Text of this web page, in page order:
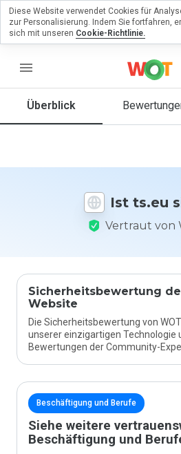
menu
Überblick
Ist ts.eu
Vertraut von
Sicherheitsbewertung
Website
Die Sicherheitsbewertung von
unserer einzigartigen Technologie
Bewertungen der Community-
Beschäftigung und Berufe
Siehe weitere
Beschäftigung und
eine
Sie diese
Diese Website verwendet Cookies für
zur Personalisierung. Indem Sie fortfahren,
sich mit unseren Cookie-Richtlinie.